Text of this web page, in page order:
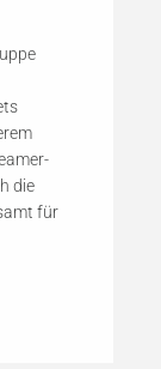
die
für